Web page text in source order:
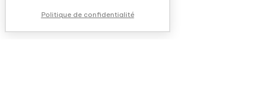
Politique de confidentialité